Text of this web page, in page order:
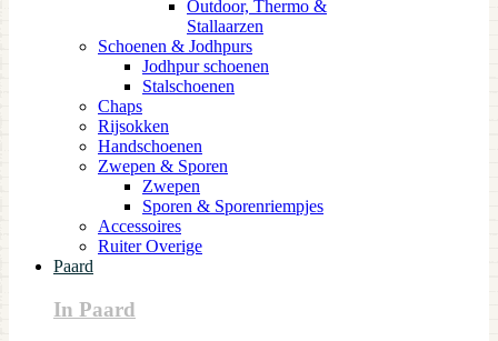
Outdoor, Thermo &
Stallaarzen
Schoenen & Jodhpurs
Jodhpur schoenen
Stalschoenen
Chaps
Rijsokken
Handschoenen
Zwepen & Sporen
Zwepen
Sporen & Sporenriempjes
Accessoires
Ruiter Overige
Paard
In Paard